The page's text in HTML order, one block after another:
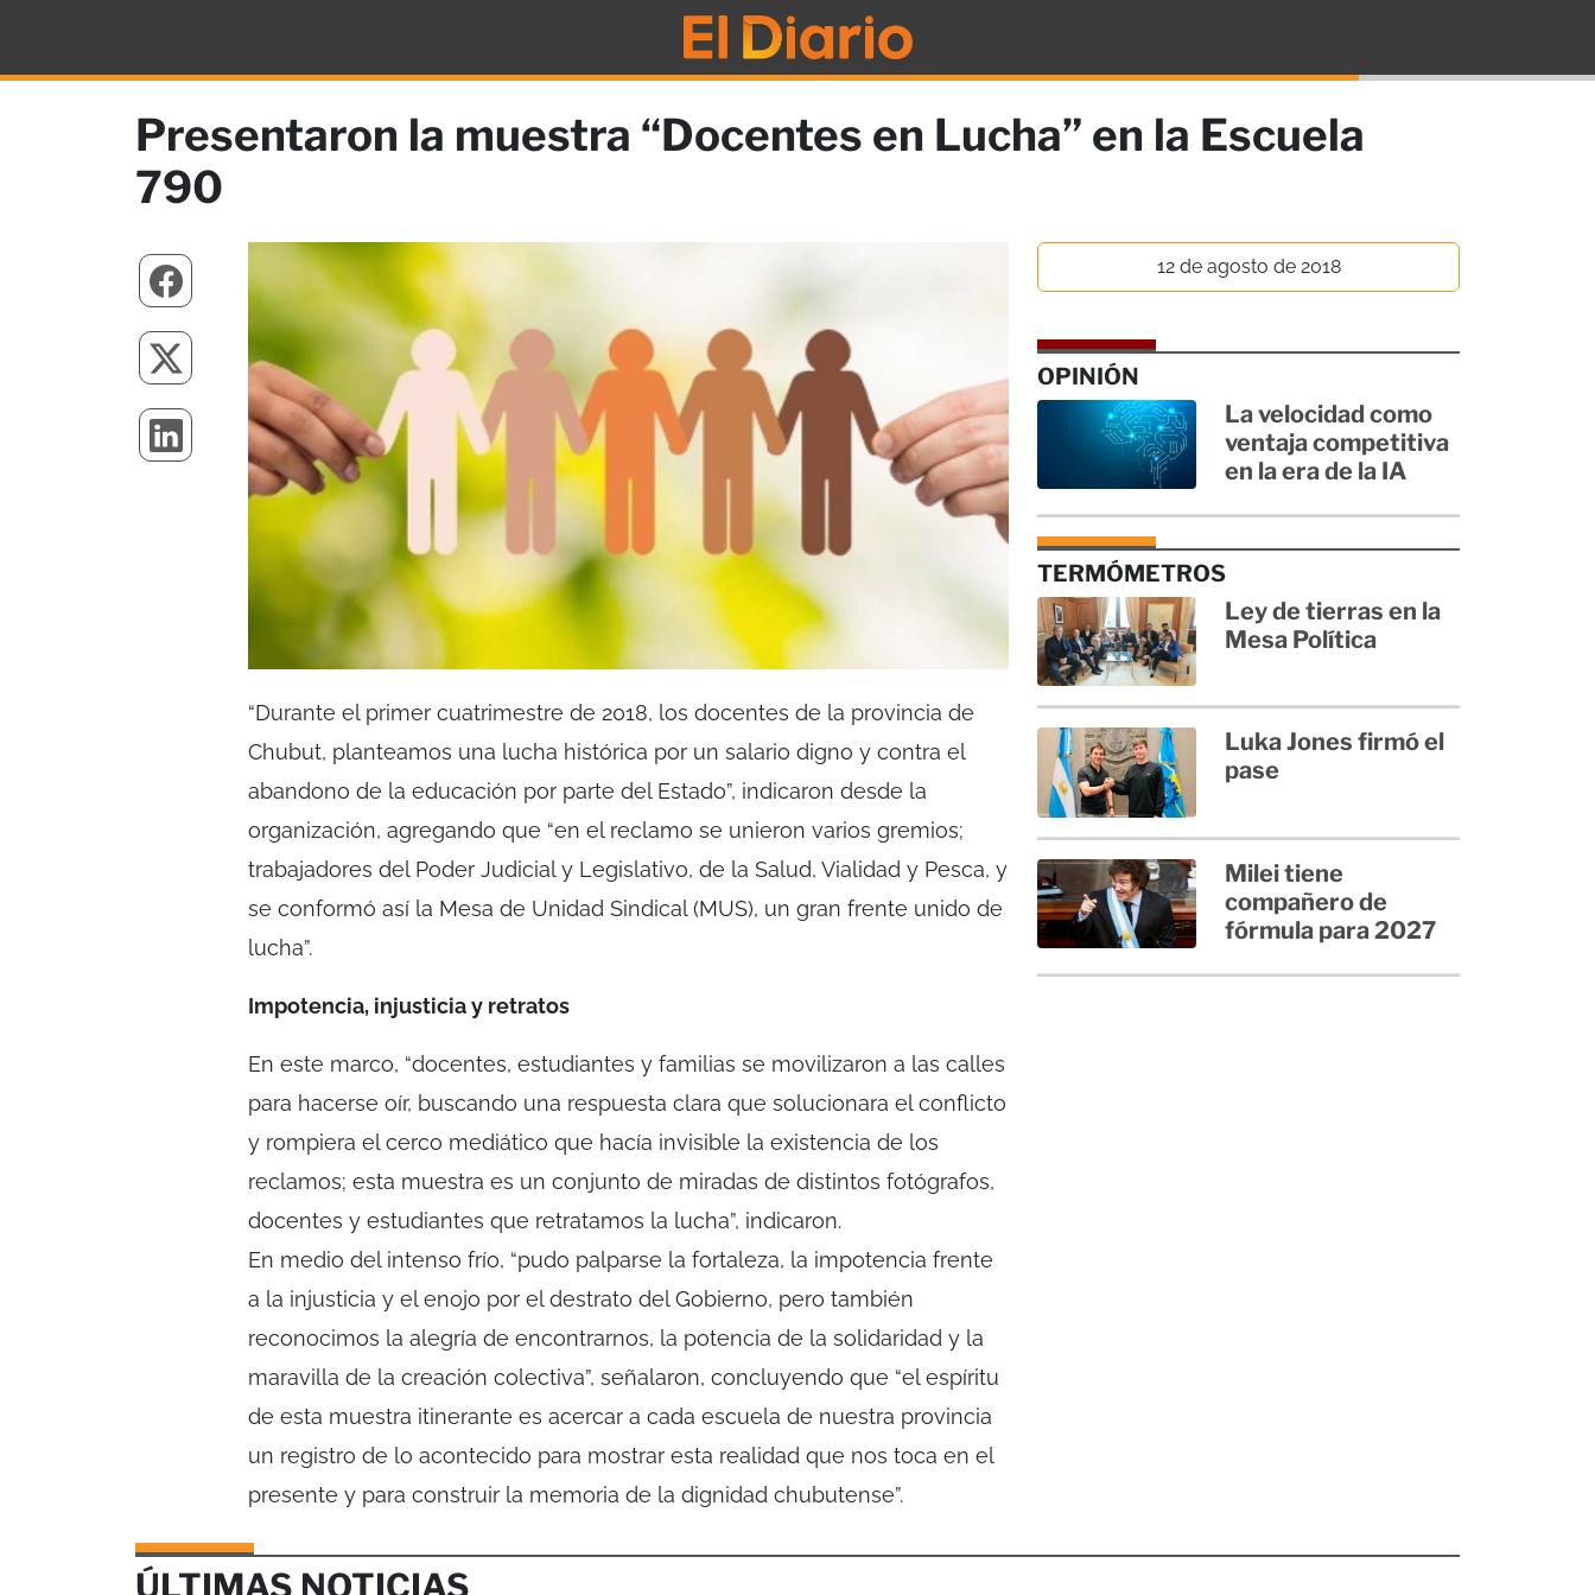
Presentaron la muestra “Docentes en Lucha” en la Escuela
790
“Durante el primer cuatrimestre de 2018, los docentes de la provincia de
Chubut, planteamos una lucha histórica por un salario digno y contra el
abandono de la educación por parte del Estado”, indicaron desde la
organización, agregando que “en el reclamo se unieron varios gremios;
trabajadores del Poder Judicial y Legislativo, de la Salud, Vialidad y Pesca, y
se conformó así la Mesa de Unidad Sindical (MUS), un gran frente unido de
lucha”.
Impotencia, injusticia y retratos
En este marco, “docentes, estudiantes y familias se movilizaron a las calles
para hacerse oír, buscando una respuesta clara que solucionara el conflicto
y rompiera el cerco mediático que hacía invisible la existencia de los
reclamos; esta muestra es un conjunto de miradas de distintos fotógrafos,
docentes y estudiantes que retratamos la lucha”, indicaron.
En medio del intenso frío, “pudo palparse la fortaleza, la impotencia frente
a la injusticia y el enojo por el destrato del Gobierno, pero también
reconocimos la alegría de encontrarnos, la potencia de la solidaridad y la
maravilla de la creación colectiva”, señalaron, concluyendo que “el espíritu
de esta muestra itinerante es acercar a cada escuela de nuestra provincia
un registro de lo acontecido para mostrar esta realidad que nos toca en el
presente y para construir la memoria de la dignidad chubutense”.
12 de agosto de 2018
OPINIÓN
La velocidad como
ventaja competitiva
en la era de la IA
TERMÓMETROS
Ley de tierras en la
Mesa Política
Luka Jones firmó el
pase
Milei tiene
compañero de
fórmula para 2027
ÚLTIMAS NOTICIAS